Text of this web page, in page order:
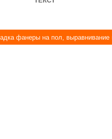
фанеры на пол,